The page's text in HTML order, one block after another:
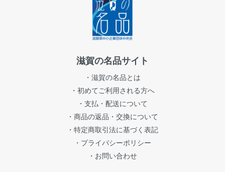
滋賀の名品サイト
・滋賀の名品とは
・初めてご利用される方へ
・支払・配送について
・商品の返品・交換について
・特定商取引法に基づく表記
・プライバシーポリシー
・お問い合わせ